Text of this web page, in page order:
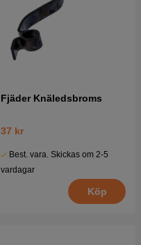
Fjäder Knäledsbroms
37 kr
Best. vara. Skickas om 2-5
vardagar
Köp